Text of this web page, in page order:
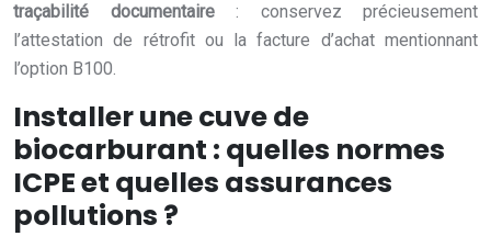
traçabilité documentaire: conservez précieusement
l’attestation de rétrofit ou la facture d’achat mentionnant
l’option B100.
Installer une cuve de
biocarburant : quelles normes
ICPE et quelles assurances
pollutions ?